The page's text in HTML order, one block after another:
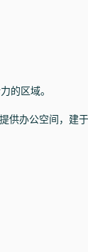
的区域。
供办公空间，建